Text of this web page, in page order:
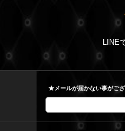
LINE
★メールが届かない事がご